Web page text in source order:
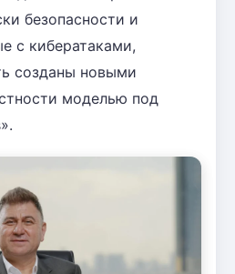
безопасности и
с кибератаками,
созданы новыми
моделью под